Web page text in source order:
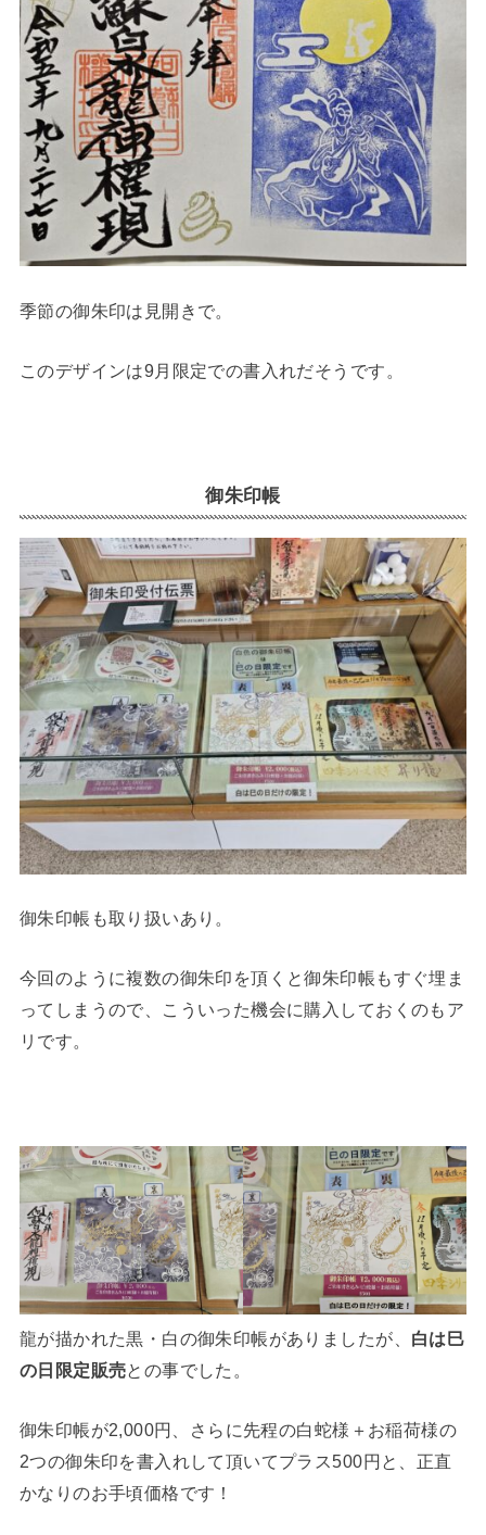
季節の御朱印は見開きで。
このデザインは9月限定での書入れだそうです。
御朱印帳
御朱印帳も取り扱いあり。
今回のように複数の御朱印を頂くと御朱印帳もすぐ埋ま
ってしまうので、こういった機会に購入しておくのもア
リです。
龍が描かれた黒・白の御朱印帳がありましたが、 白は巳
の日限定販売との事でした。
御朱印帳が2,000円、さらに先程の白蛇様＋お稲荷様の
2つの御朱印を書入れして頂いてプラス500円と、正直
かなりのお手頃価格です！